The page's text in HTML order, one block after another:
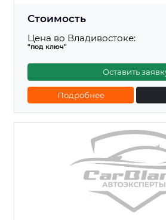
Стоимость
Цена во Владивостоке:
"под ключ"
Оставить
Подробнее